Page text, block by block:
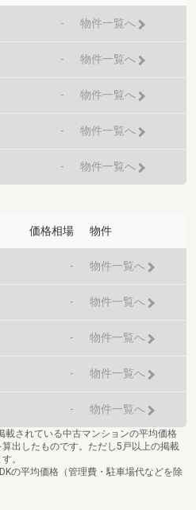
- 物件一覧へ
- 物件一覧へ
- 物件一覧へ
- 物件一覧へ
- 物件一覧へ
価格相場 物件
- 物件一覧へ
- 物件一覧へ
- 物件一覧へ
- 物件一覧へ
- 物件一覧へ
されている中古マンションの平均価格
算出したものです。ただし5戸以上の掲載
。
の平均価格（管理費・駐車場代などを除